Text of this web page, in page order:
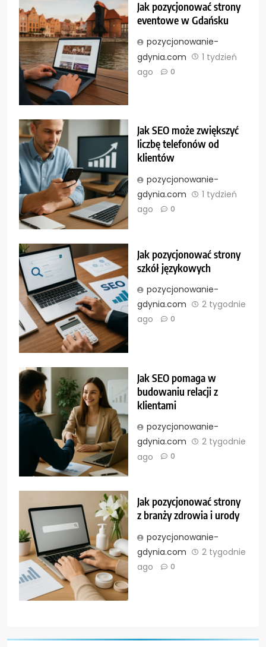
Jak pozycjonować strony
eventowe w Gdańsku
pozycjonowanie-
gdynia.com
1 tydzień
ago
0
Jak SEO może zwiększyć
liczbę telefonów od
klientów
pozycjonowanie-
gdynia.com
1 tydzień
ago
0
Jak pozycjonować strony
szkół językowych
pozycjonowanie-
gdynia.com
2 tygodnie
ago
0
Jak SEO pomaga w
budowaniu relacji z
klientami
pozycjonowanie-
gdynia.com
2 tygodnie
ago
0
Jak pozycjonować strony
z branży zdrowia i urody
pozycjonowanie-
gdynia.com
2 tygodnie
ago
0